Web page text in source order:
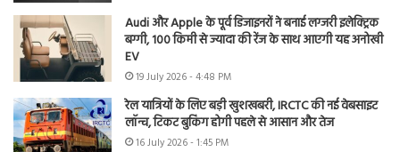
Audi और Apple के पूर्व डिजाइनरों ने बनाई लग्जरी इलेक्ट्रिक
बग्गी, 100 किमी से ज्यादा की रेंज के साथ आएगी यह अनोखी
EV
19 July 2026 - 4:48 PM
रेल यात्रियों के लिए बड़ी खुशखबरी, IRCTC की नई वेबसाइट
लॉन्च, टिकट बुकिंग होगी पहले से आसान और तेज
16 July 2026 - 1:45 PM